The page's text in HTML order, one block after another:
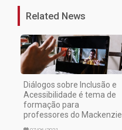
Related News
Diálogos sobre Inclusão e
Acessibilidade é tema de
formação para
professores do Mackenzie